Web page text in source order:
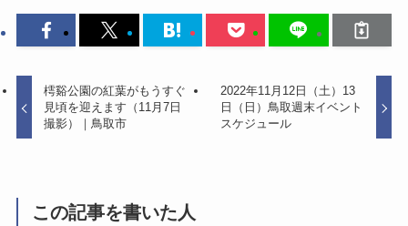
樗谿公園の紅葉がもうすぐ
見頃を迎えます（11月7日
撮影）｜鳥取市
2022年11月12日（土）13
日（日）鳥取週末イベント
スケジュール
この記事を書いた人